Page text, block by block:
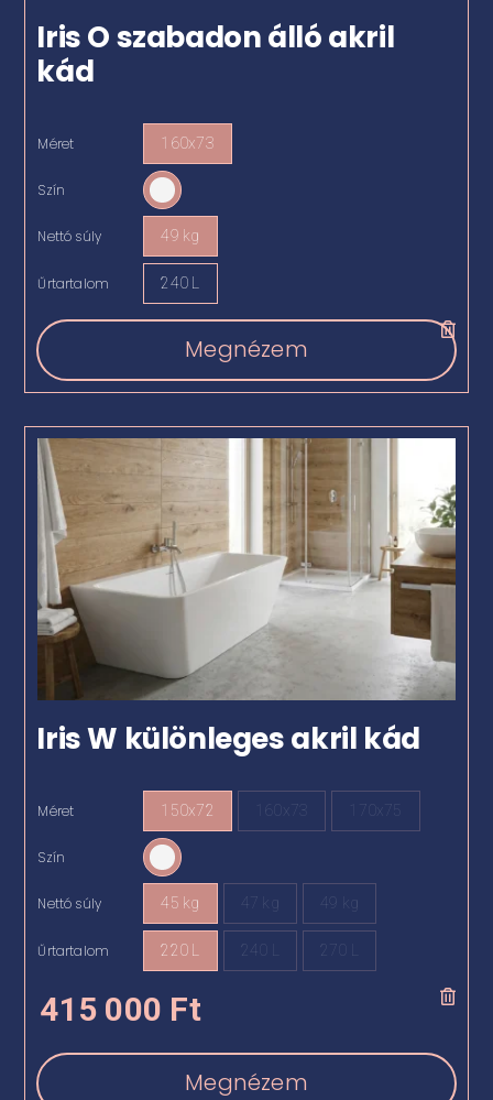
Iris O szabadon álló akril
kád
Méret 160x73
Szín
Nettó súly 49 kg
Űrtartalom 240 L
Megnézem
Iris W különleges akril kád
Méret 150x72 160x73 170x75
Szín
Nettó súly 45 kg 47 kg 49 kg
Űrtartalom 220 L 240 L 270 L
415 000 Ft
Megnézem